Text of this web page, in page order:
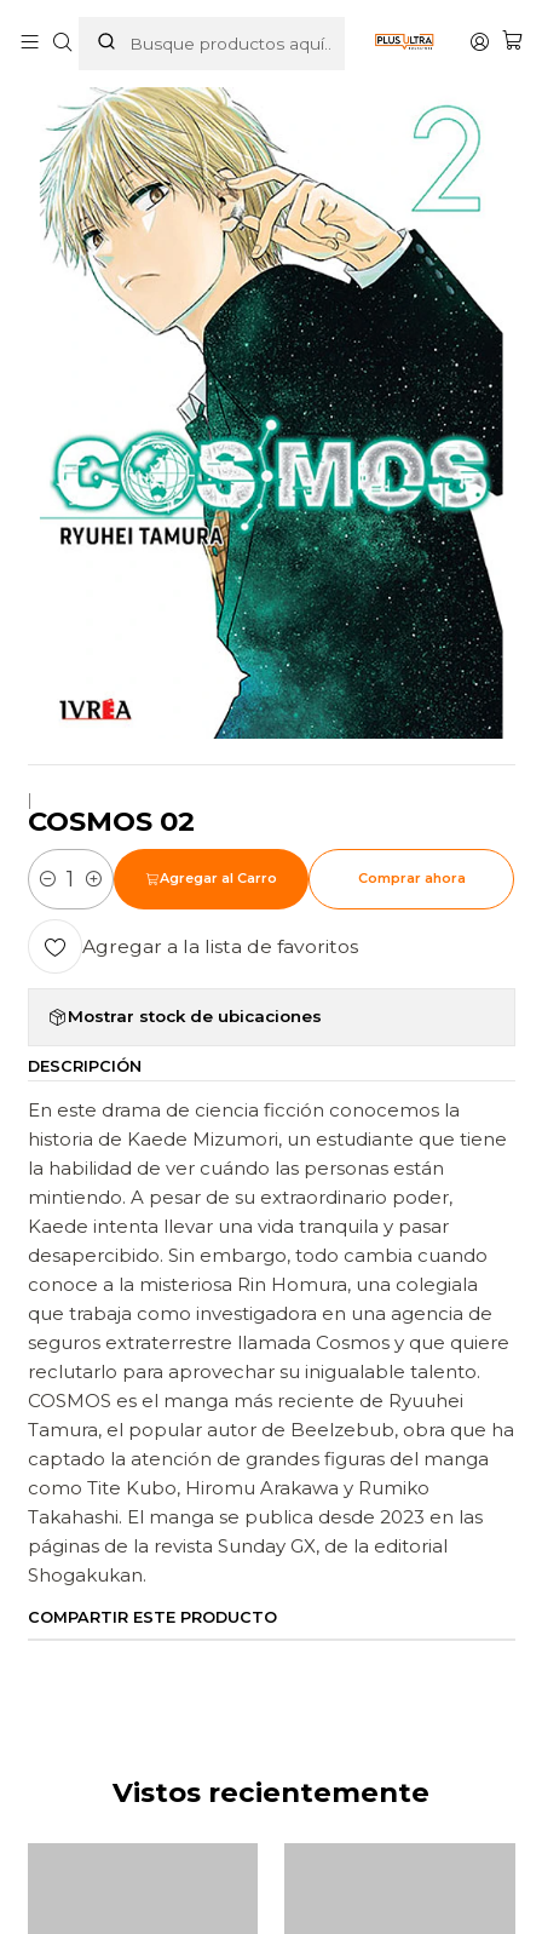
|
COSMOS 02
Cantidad
Agregar al Carro Comprar ahora
Agregar a la lista de favoritos
Mostrar stock de ubicaciones
DESCRIPCIÓN
En este drama de ciencia ficción conocemos la
historia de Kaede Mizumori, un estudiante que tiene
la habilidad de ver cuándo las personas están
mintiendo. A pesar de su extraordinario poder,
Kaede intenta llevar una vida tranquila y pasar
desapercibido. Sin embargo, todo cambia cuando
conoce a la misteriosa Rin Homura, una colegiala
que trabaja como investigadora en una agencia de
seguros extraterrestre llamada Cosmos y que quiere
reclutarlo para aprovechar su inigualable talento.
COSMOS es el manga más reciente de Ryuuhei
Tamura, el popular autor de Beelzebub, obra que ha
captado la atención de grandes figuras del manga
como Tite Kubo, Hiromu Arakawa y Rumiko
Takahashi. El manga se publica desde 2023 en las
páginas de la revista Sunday GX, de la editorial
Shogakukan.
COMPARTIR ESTE PRODUCTO
Vistos recientemente